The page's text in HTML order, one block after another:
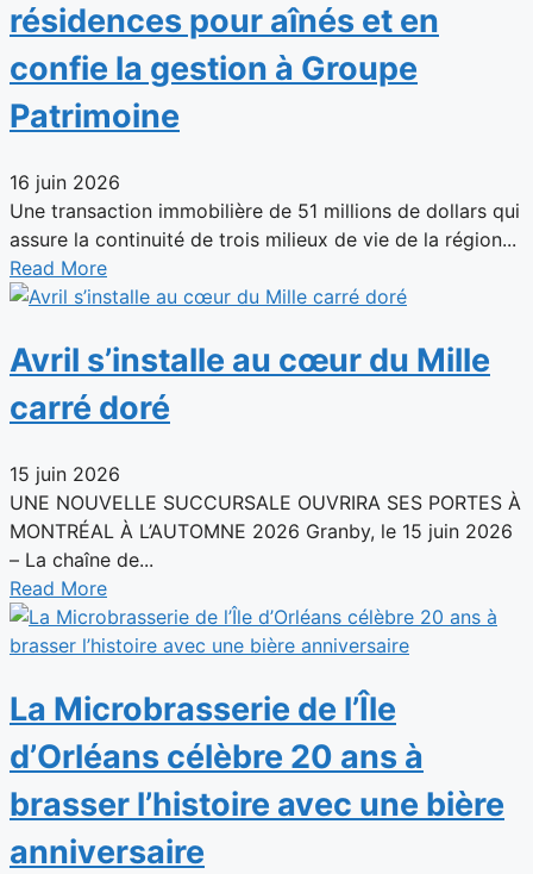
résidences pour aînés et en
confie la gestion à Groupe
Patrimoine
16 juin 2026
Une transaction immobilière de 51 millions de dollars qui
assure la continuité de trois milieux de vie de la région...
Read More
Avril s’installe au cœur du Mille
carré doré
15 juin 2026
UNE NOUVELLE SUCCURSALE OUVRIRA SES PORTES À
MONTRÉAL À L’AUTOMNE 2026 Granby, le 15 juin 2026
– La chaîne de...
Read More
La Microbrasserie de l’Île
d’Orléans célèbre 20 ans à
brasser l’histoire avec une bière
anniversaire